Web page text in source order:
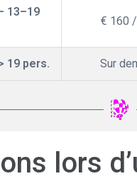
13–19
€ 160
19 pers. Sur
lors